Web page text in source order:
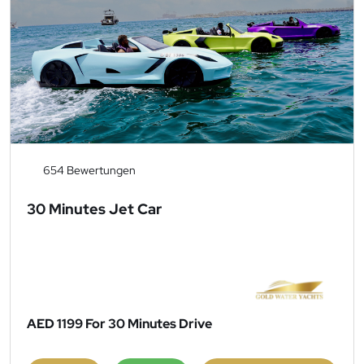
654 Bewertungen
30 Minutes Jet Car
AED 1199For 30 Minutes Drive